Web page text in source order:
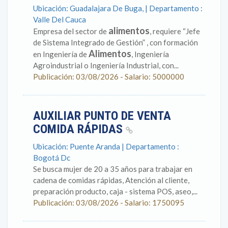
Ubicación: Guadalajara De Buga, | Departamento :
Valle Del Cauca
Empresa del sector de alimentos, requiere “Jefe
de Sistema Integrado de Gestión” , con formación
en Ingeniería deAlimentos, Ingeniería
Agroindustrial o Ingeniería Industrial, con...
Publicación: 03/08/2026 - Salario: 5000000
AUXILIAR PUNTO DE VENTA
COMIDA RÁPIDAS
Ubicación: Puente Aranda | Departamento :
Bogotá Dc
Se busca mujer de 20 a 35 años para trabajar en
cadena de comidas rápidas, Atención al cliente,
preparación producto, caja - sistema POS, aseo,...
Publicación: 03/08/2026 - Salario: 1750095